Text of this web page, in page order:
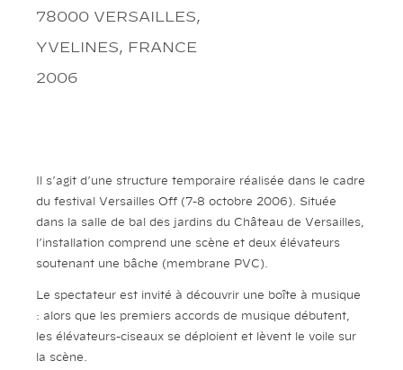
78000 VERSAILLES,
YVELINES, FRANCE
2006
Il s’agit d’une structure temporaire réalisée dans le cadre
du festival Versailles Off (7-8 octobre 2006). Située
dans la salle de bal des jardins du Château de Versailles,
l’installation comprend une scène et deux élévateurs
soutenant une bâche (membrane PVC).
Le spectateur est invité à découvrir une boîte à musique
: alors que les premiers accords de musique débutent,
les élévateurs-ciseaux se déploient et lèvent le voile sur
la scène.